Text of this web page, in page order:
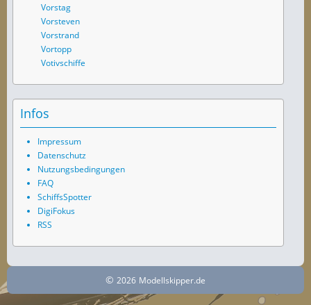
Vorstag
Vorsteven
Vorstrand
Vortopp
Votivschiffe
Infos
Impressum
Datenschutz
Nutzungsbedingungen
FAQ
SchiffsSpotter
DigiFokus
RSS
© 2026 Modellskipper.de